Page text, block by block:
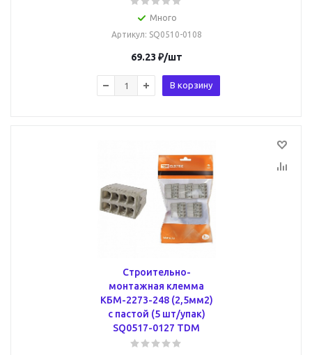
Много
Артикул: SQ0510-0108
69.23 ₽/шт
В корзину
Строительно-
монтажная клемма
КБМ-2273-248 (2,5мм2)
с пастой (5 шт/упак)
SQ0517-0127 TDM